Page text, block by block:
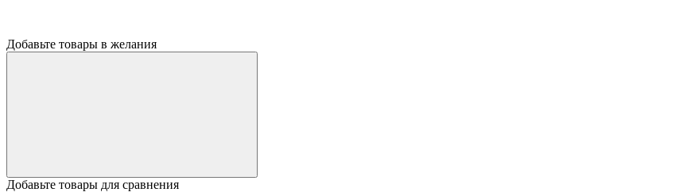
Добавьте товары в желания
Добавьте товары для сравнения